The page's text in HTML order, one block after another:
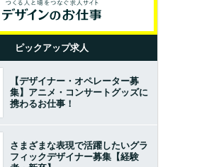
ピックアップ求人
【デザイナー・オペレーター募
集】アニメ・コンサートグッズに
携わるお仕事！
さまざまな表現で活躍したいグラ
フィックデザイナー募集【経験